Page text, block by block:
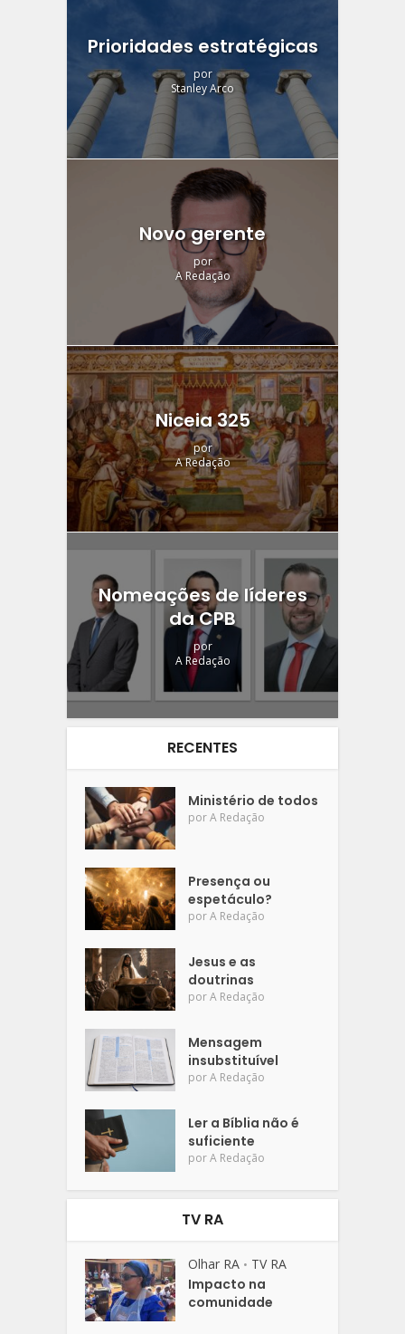
Prioridades estratégicas
por
Stanley Arco
Novo gerente
por
A Redação
Niceia 325
por
A Redação
Nomeações de líderes
da CPB
por
A Redação
RECENTES
Ministério de todos
porA Redação
Presença ou
espetáculo?
porA Redação
Jesus e as
doutrinas
porA Redação
Mensagem
insubstituível
porA Redação
Ler a Bíblia não é
suficiente
porA Redação
TV RA
Olhar RA • TV RA
Impacto na
comunidade